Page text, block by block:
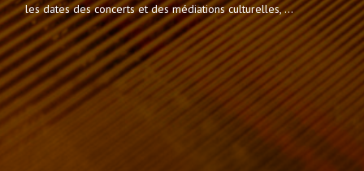
les dates des concerts et des médiations culturelles, ...